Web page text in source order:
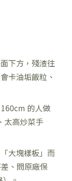
下方，殘渣往
卡油垢飯粒、
160cm 的人做
太高炒菜手
大塊樣板」而
、問原廠保